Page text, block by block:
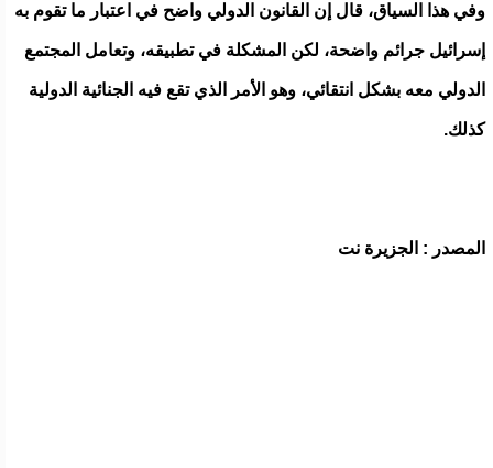
وفي هذا السياق، قال إن القانون الدولي واضح في اعتبار ما تقوم به
إسرائيل جرائم واضحة، لكن المشكلة في تطبيقه، وتعامل المجتمع
الدولي معه بشكل انتقائي، وهو الأمر الذي تقع فيه الجنائية الدولية
كذلك.
المصدر : الجزيرة نت